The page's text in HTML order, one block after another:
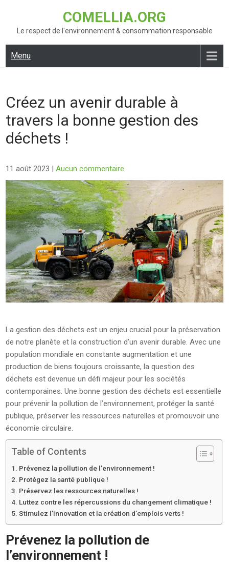
content
COMELLIA.ORG
Le respect de l'environnement & consommation responsable
Menu
Créez un avenir durable à
travers la bonne gestion des
déchets !
11 août 2023 |Aucun commentaire
La gestion des déchets est un enjeu crucial pour la préservation
de notre planète et la construction d’un avenir durable. Avec une
population mondiale en constante augmentation et une
production de biens toujours croissante, la question des
déchets est devenue un défi majeur pour les sociétés
contemporaines. Une bonne gestion des déchets est essentielle
pour prévenir la pollution de l’environnement, protéger la santé
publique, préserver les ressources naturelles et promouvoir une
économie circulaire.
Table of Contents
Prévenez la pollution de l’environnement !
Protégez la santé publique !
Préservez les ressources naturelles !
Luttez contre les répercussions du changement climatique !
Stimulez l’innovation et la création d’emplois verts !
Prévenez la pollution de
l’environnement !